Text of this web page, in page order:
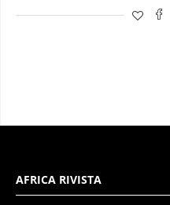
AFRICA RIVISTA